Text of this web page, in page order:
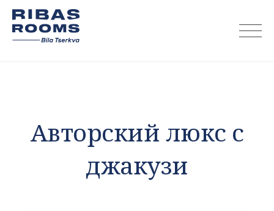
Skip
content
Авторский люкс с
джакузи